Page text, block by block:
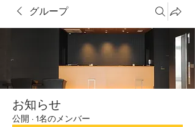
グループ
お知らせ
公開 · 1名のメンバー